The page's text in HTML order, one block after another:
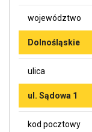
województwo
Dolnośląskie
ulica
ul. Sądowa 1
kod pocztowy